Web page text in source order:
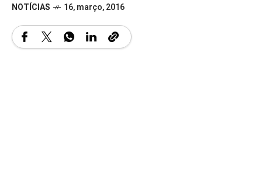
NOTÍCIAS 16, março, 2016